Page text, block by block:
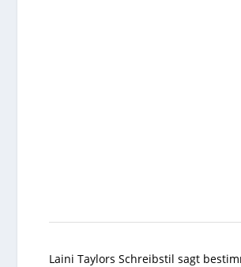
Laini Taylors Schreibstil sagt